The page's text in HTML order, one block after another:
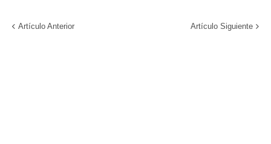
Artículo Anterior Artículo Siguiente